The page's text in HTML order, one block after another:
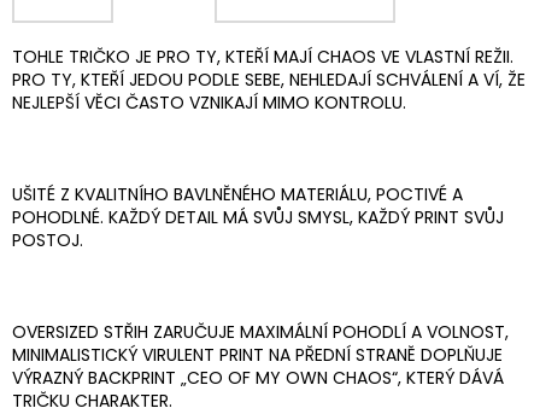
TOHLE TRIČKO JE PRO TY, KTEŘÍ MAJÍ CHAOS VE VLASTNÍ REŽII.
PRO TY, KTEŘÍ JEDOU PODLE SEBE, NEHLEDAJÍ SCHVÁLENÍ A VÍ, ŽE
NEJLEPŠÍ VĚCI ČASTO VZNIKAJÍ MIMO KONTROLU.
UŠITÉ Z KVALITNÍHO BAVLNĚNÉHO MATERIÁLU, POCTIVÉ A
POHODLNÉ. KAŽDÝ DETAIL MÁ SVŮJ SMYSL, KAŽDÝ PRINT SVŮJ
POSTOJ.
OVERSIZED STŘIH ZARUČUJE MAXIMÁLNÍ POHODLÍ A VOLNOST,
MINIMALISTICKÝ VIRULENT PRINT NA PŘEDNÍ STRANĚ DOPLŇUJE
VÝRAZNÝ BACKPRINT „CEO OF MY OWN CHAOS“, KTERÝ DÁVÁ
TRIČKU CHARAKTER.